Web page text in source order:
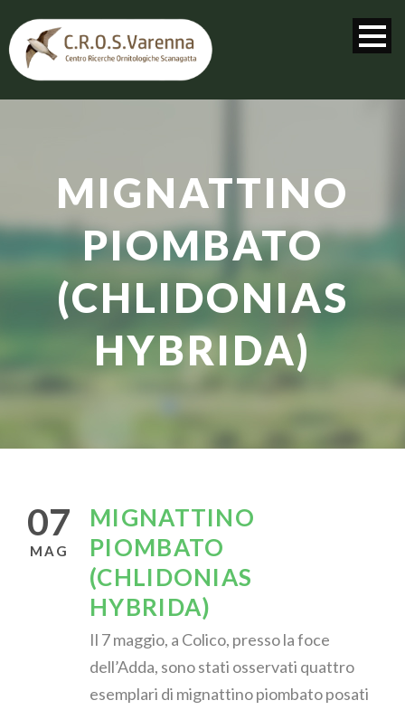
MIGNATTINO
PIOMBATO
(CHLIDONIAS
HYBRIDA)
07
MAG
MIGNATTINO
PIOMBATO
(CHLIDONIAS
HYBRIDA)
Il 7 maggio, a Colico, presso la foce
dell’Adda, sono stati osservati quattro
esemplari di mignattino piombato posati